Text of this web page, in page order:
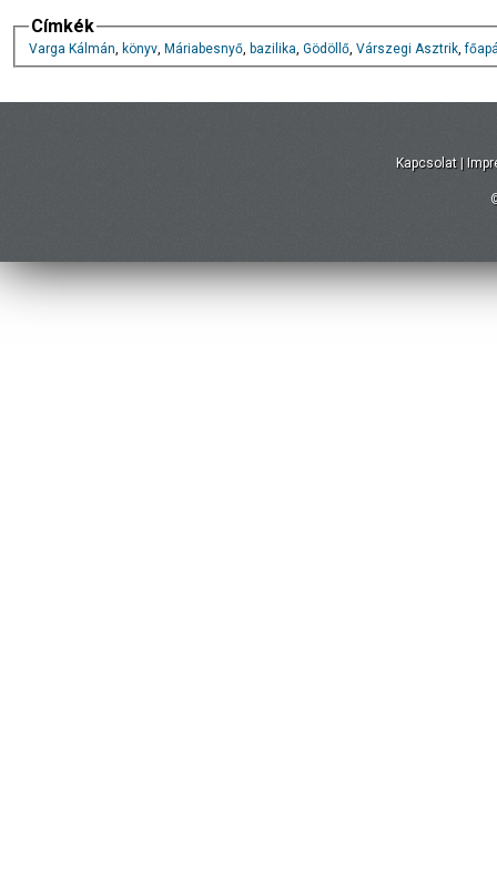
Címkék
Varga Kálmán, könyv, Máriabesnyő, bazilika, Gödöllő, Várszegi Asztrik,
Kapcsolat |